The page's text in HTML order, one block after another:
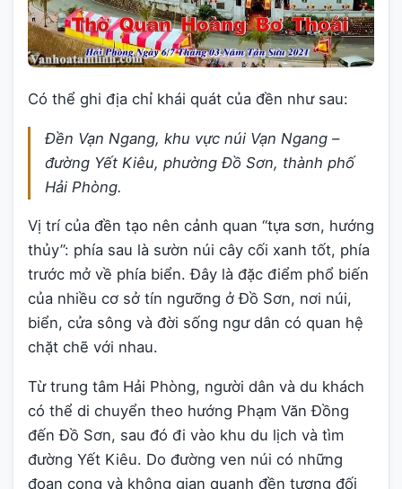
Có thể ghi địa chỉ khái quát của đền như sau:
Đền Vạn Ngang, khu vực núi Vạn Ngang –
đường Yết Kiêu, phường Đồ Sơn, thành phố
Hải Phòng.
Vị trí của đền tạo nên cảnh quan “tựa sơn, hướng
thủy”: phía sau là sườn núi cây cối xanh tốt, phía
trước mở về phía biển. Đây là đặc điểm phổ biến
của nhiều cơ sở tín ngưỡng ở Đồ Sơn, nơi núi,
biển, cửa sông và đời sống ngư dân có quan hệ
chặt chẽ với nhau.
Từ trung tâm Hải Phòng, người dân và du khách
có thể di chuyển theo hướng Phạm Văn Đồng
đến Đồ Sơn, sau đó đi vào khu du lịch và tìm
đường Yết Kiêu. Do đường ven núi có những
đoạn cong và không gian quanh đền tương đối